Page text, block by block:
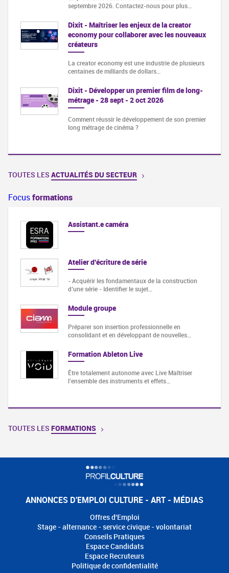
septembre 2026. Contactez-nous pour plus…
Dixit - Maîtriser les enjeux de la creator
economy pour collaborer avec les nouveaux
créateurs
La creator economy est une industrie de plusieurs
centaines de milliards de dollars…
Dixit - Développer un premier film de long-
métrage - 28 sept - 2 oct 2026
Comment réussir le développement de son premier
long métrage de cinéma ?
TOUTES LES ACTUALITÉS DU SECTEUR
Focusformations
Assistant.e caméra
Atelier d'écriture de série
- Acquérir les fondamentaux de la construction
d’une série - Identifier le sujet…
Module groupe
Préparer son insertion professionnelle en
consolidant et en développant de nouvelles…
Formation Ableton Live
Être totalement autonome avec Live Maîtriser
l’ensemble des instruments et effets…
TOUTES LES FORMATIONS
ANNONCES D'EMPLOI CULTURE - ART - MÉDIAS
Offres d'Emploi
Stage - alternance - service civique - volontariat
Conseils Pratiques
Espace Candidats
Espace Recruteurs
Politique de confidentialité